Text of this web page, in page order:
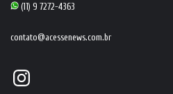
(11) 9 7272-4363
contato@acessenews.com.br
Instagram